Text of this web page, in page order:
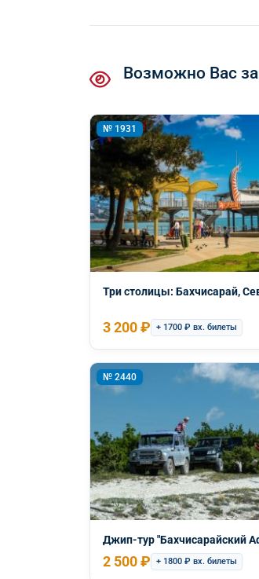
Возможно Вас
№ 1931
Три столицы: Бахчисарай,
3 200 ₽ + 1700 ₽ вх. билеты
№ 2440
Джип-тур "Бахчисарайский
2 500 ₽ + 1800 ₽ вх. билеты